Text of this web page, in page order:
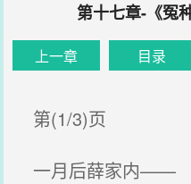
第十七章-《冤
上一章 目录
第(1/3)页
一月后薛家内——